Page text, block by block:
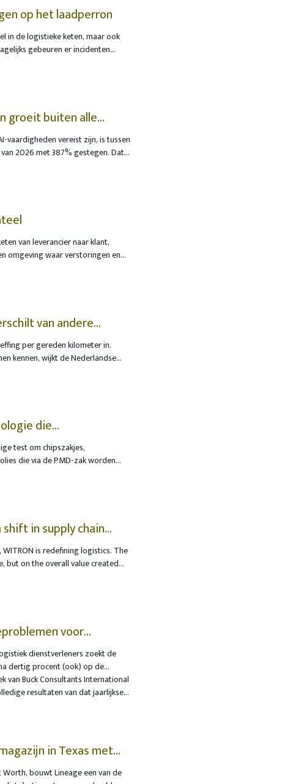
op het laadperron
in de logistieke keten, maar ook
gebeuren er incidenten
groeit buiten alle
vaardigheden vereist zijn, is tussen
2026 met 387% gestegen. Dat
van leverancier naar klant,
omgeving waar verstoringen en
van andere
per gereden kilometer in.
kennen, wijkt de Nederlandse
die
test om chipszakjes,
die via de PMD-zak worden
zoals
food verpakkingen, zoals een
kan de Europese
tien procent gerecycleerd
in supply chain
is redefining logistics. The
but on the overall value created
voor
dienstverleners zoekt de
dertig procent (ook) op de
van de klantenvraag zorgt
wil de nieuwe
van Buck Consultants International
resultaten van dat jaarlijkse
in Texas met
bouwt Lineage een van de